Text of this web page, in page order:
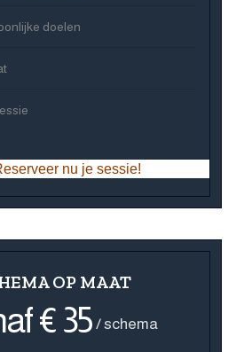
doelen
nu je sessie!
OP MAAT
€ 35 / schema